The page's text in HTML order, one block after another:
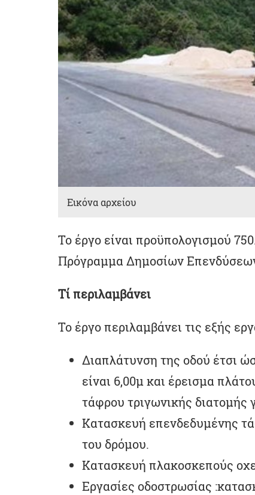
Εικόνα αρχείου
Το έργο είναι προϋπολογισμού
Πρόγραμμα Δημοσίων
Τί περιλαμβάνει
Το έργο περιλαμβάνει τις εξής
Διαπλάτυνση της οδού έτσι
είναι 6,00μ και έρεισμα
τάφρου τριγωνικής
Κατασκευή επενδεδυμένης
του δρόμου.
Κατασκευή πλακοσκεπούς
Εργασίες οδοστρωσίας